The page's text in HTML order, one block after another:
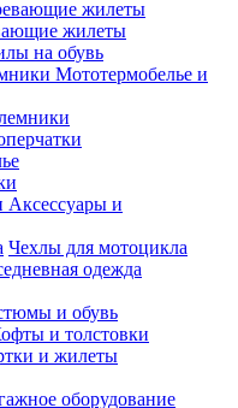
жилеты
на обувь
Мототермобелье и
Аксессуары и
Чехлы для мотоцикла
одежда
и обувь
и толстовки
и жилеты
оборудование